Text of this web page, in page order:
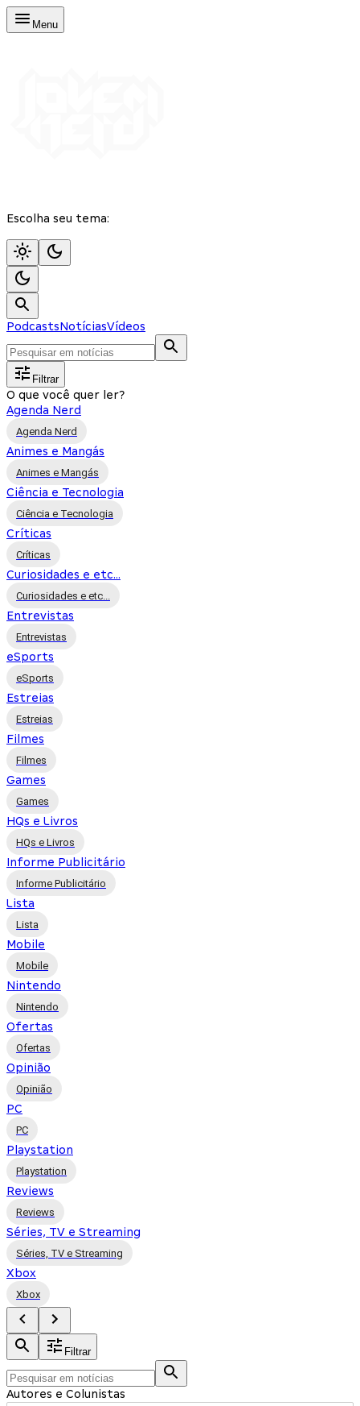
Menu
Escolha seu tema:
PodcastsNotíciasVídeos
Filtrar
O que você quer ler?
Agenda Nerd
Agenda Nerd
Animes e Mangás
Animes e Mangás
Ciência e Tecnologia
Ciência e Tecnologia
Críticas
Críticas
Curiosidades e etc...
Curiosidades e etc...
Entrevistas
Entrevistas
eSports
eSports
Estreias
Estreias
Filmes
Filmes
Games
Games
HQs e Livros
HQs e Livros
Informe Publicitário
Informe Publicitário
Lista
Lista
Mobile
Mobile
Nintendo
Nintendo
Ofertas
Ofertas
Opinião
Opinião
PC
PC
Playstation
Playstation
Reviews
Reviews
Séries, TV e Streaming
Séries, TV e Streaming
Xbox
Xbox
Filtrar
Autores e Colunistas